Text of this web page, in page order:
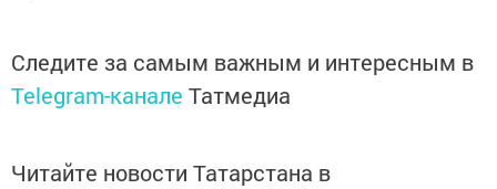
Следите за самым важным и интересным в
Telegram-канале Татмедиа
Читайте новости Татарстана в